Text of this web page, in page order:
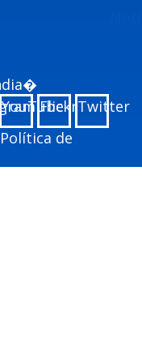
YouTube
FlickrTwitter
Política de